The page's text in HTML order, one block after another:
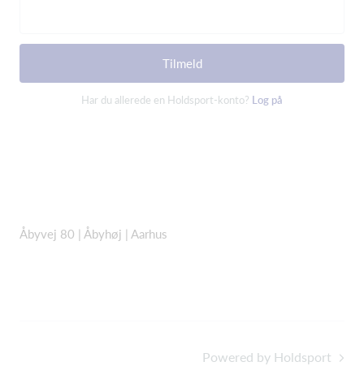
Tilmeld
Har du allerede en Holdsport-konto? Log på
Åbyvej 80 | Åbyhøj | Aarhus
Powered by Holdsport